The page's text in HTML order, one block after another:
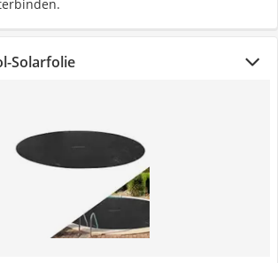
Solarfolie